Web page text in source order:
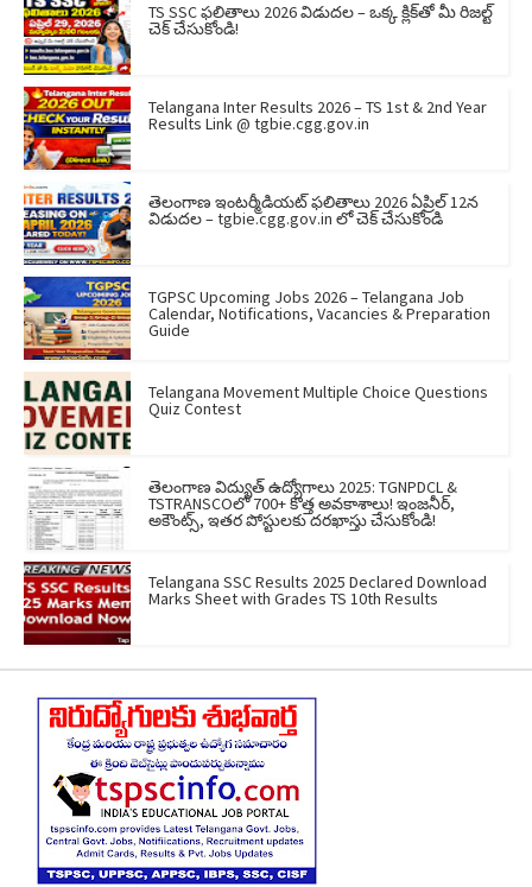
TS SSC ఫలితాలు 2026 విడుదల – ఒక్క క్లిక్‌తో మీ రిజల్ట్
చెక్ చేసుకోండి!
Telangana Inter Results 2026 – TS 1st & 2nd Year
Results Link @ tgbie.cgg.gov.in
తెలంగాణ ఇంటర్మీడియట్ ఫలితాలు 2026 ఏప్రిల్ 12న
విడుదల – tgbie.cgg.gov.in లో చెక్ చేసుకోండి
TGPSC Upcoming Jobs 2026 – Telangana Job
Calendar, Notifications, Vacancies & Preparation
Guide
Telangana Movement Multiple Choice Questions
Quiz Contest
తెలంగాణ విద్యుత్ ఉద్యోగాలు 2025: TGNPDCL &
TSTRANSCOలో 700+ కొత్త అవకాశాలు! ఇంజనీర్,
అకౌంట్స్, ఇతర పోస్టులకు దరఖాస్తు చేసుకోండి!
Telangana SSC Results 2025 Declared Download
Marks Sheet with Grades TS 10th Results